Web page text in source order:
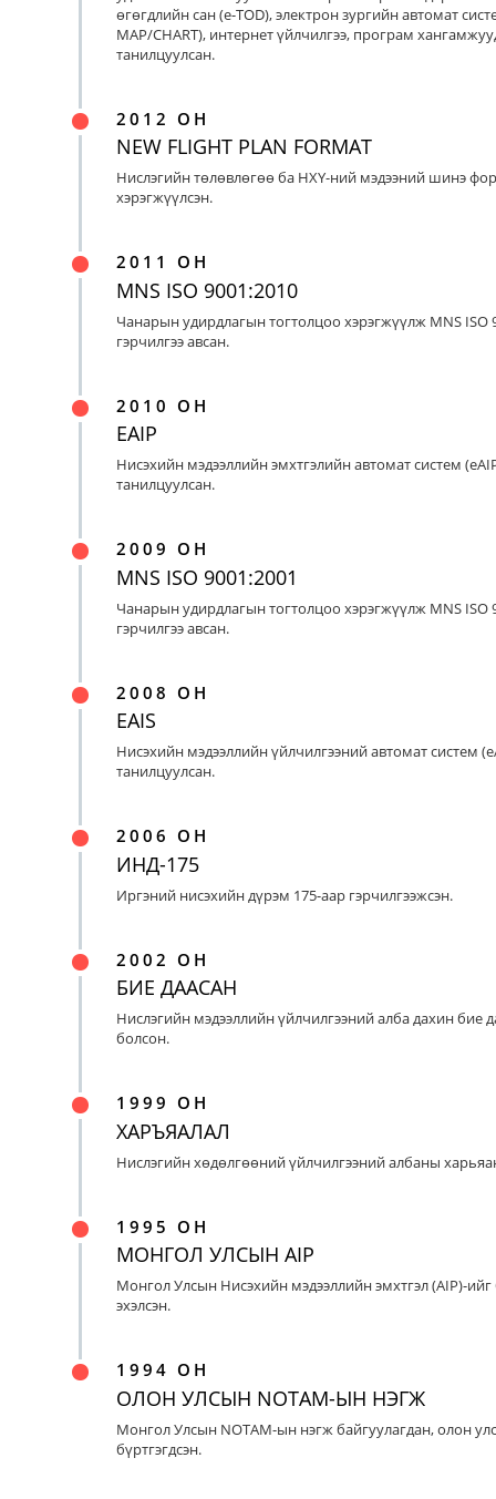
өгөгдлийн сан (e-TOD), электрон зургийн автомат
MAP/CHART), интернет үйлчилгээ, програм
танилцуулсан.
2012 ОН
NEW FLIGHT PLAN FORMAT
Нислэгийн төлөвлөгөө ба НХҮ-ний мэдээний шинэ
хэрэгжүүлсэн.
2011 ОН
MNS ISO 9001:2010
Чанарын удирдлагын тогтолцоо хэрэгжүүлж MNS ISO
гэрчилгээ авсан.
2010 ОН
EAIP
Нисэхийн мэдээллийн эмхтгэлийн автомат систем
танилцуулсан.
2009 ОН
MNS ISO 9001:2001
Чанарын удирдлагын тогтолцоо хэрэгжүүлж MNS ISO
гэрчилгээ авсан.
2008 ОН
EAIS
Нисэхийн мэдээллийн үйлчилгээний автомат систем
танилцуулсан.
2006 ОН
ИНД-175
Иргэний нисэхийн дүрэм 175-аар гэрчилгээжсэн.
2002 ОН
БИЕ ДААСАН
Нислэгийн мэдээллийн үйлчилгээний алба дахин бие
болсон.
1999 ОН
ХАРЪЯАЛАЛ
Нислэгийн хөдөлгөөний үйлчилгээний албаны
1995 ОН
МОНГОЛ УЛСЫН AIP
Монгол Улсын Нисэхийн мэдээллийн эмхтгэл (AIP)-
эхэлсэн.
1994 ОН
ОЛОН УЛСЫН NOTAM-ЫН НЭГЖ
Монгол Улсын NOTAM-ын нэгж байгуулагдан, олон
бүртгэгдсэн.